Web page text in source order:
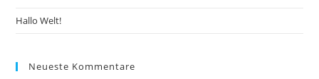
Hallo Welt!
Neueste Kommentare